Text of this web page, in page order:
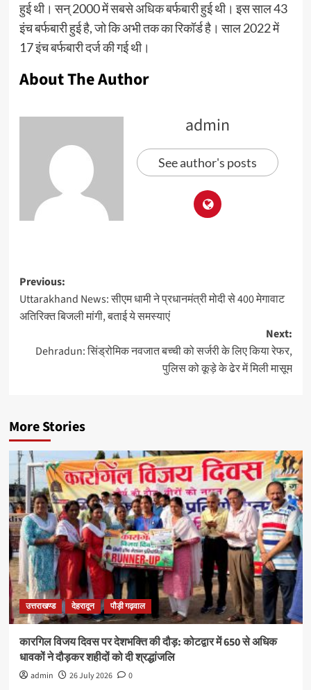
हुई थी। सन् 2000 में सबसे अधिक बर्फबारी हुई थी। इस साल 43
इंच बर्फबारी हुई है, जो कि अभी तक का रिकॉर्ड है। साल 2022 में
17 इंच बर्फबारी दर्ज की गई थी।
About The Author
admin
See author's posts
Previous:
Uttarakhand News: सीएम धामी ने प्रधानमंत्री मोदी से 400 मेगावाट
अतिरिक्त बिजली मांगी, बताई ये समस्याएं
Next:
Dehradun: सिंड्रोमिक नवजात बच्ची को सर्जरी के लिए किया रेफर,
पुलिस को कूड़े के ढेर में मिली मासूम
More Stories
उत्तराखण्ड देहरादून पौड़ी गढ़वाल
कारगिल विजय दिवस पर देशभक्ति की दौड़: कोटद्वार में 650 से अधिक
धावकों ने दौड़कर शहीदों को दी श्रद्धांजलि
admin 26 July 2026 0